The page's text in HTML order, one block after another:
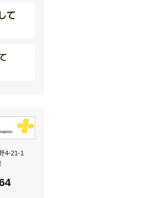
4-21-1